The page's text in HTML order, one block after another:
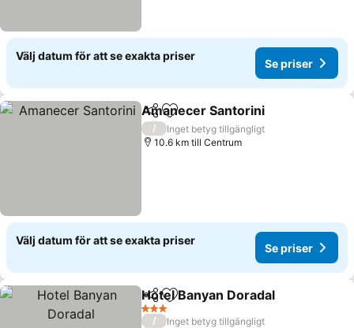
Välj datum för att se exakta priser
Se priser
Dela Lägg till i Mina Favoriter
Amanecer Santorini
/
Inget betyg tillgängligt
10.6 km till Centrum
Välj datum för att se exakta priser
Se priser
Dela Lägg till i Mina Favoriter
Hotel Banyan Doradal
3 Stjärnor
/
Inget betyg tillgängligt